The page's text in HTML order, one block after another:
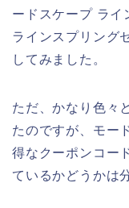
ードスケープ ライ
ラインスプリング
してみました。
ただ、かなり色々
たのですが、モー
得なクーポンコー
ているかどうかは